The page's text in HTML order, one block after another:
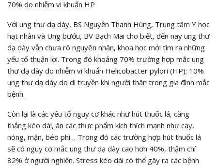
70% do nhiễm vi khuẩn HP
Với ung thư dạ dày, BS Nguyễn Thanh Hùng, Trung tâm Y học
hạt nhân và Ung bướu, BV Bạch Mai cho biết, đến nay ung thư
dạ dày vẫn chưa rõ nguyên nhân, khoa học mới tìm ra những
yếu tố thuận lợi. Trong đó khoảng 70% trường hợp mắc ung
thư dạ dày do nhiễm vi khuẩn Helicobacter pylori (HP); 10%
ung thư dạ dày do di truyền khi người thân trong gia đình mắc
bệnh.
Còn lại là các yếu tố nguy cơ khác như hút thuốc lá, căng
thẳng kéo dài, ăn các thực phẩm kích thích mạnh như cay,
nóng, mặn, béo phì… Trong đó các trường hợp hút thuốc lá
sẽ có nguy cơ mắc ung thư dạ dày cao hơn 40%, thậm chí
82% ở người nghiện. Stress kéo dài có thể gây ra các bệnh